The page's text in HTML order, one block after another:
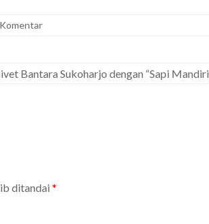
Bantara Sukoharjo dengan “Sapi Mandiri
ditandai *